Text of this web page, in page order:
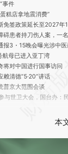
事件
糕店拿地震消费”
航母已进入亚丁湾
将对中国进行国事访问
赖清德“5·20”讲话
普京大范围会谈
普京小范围会谈
约》延期
本